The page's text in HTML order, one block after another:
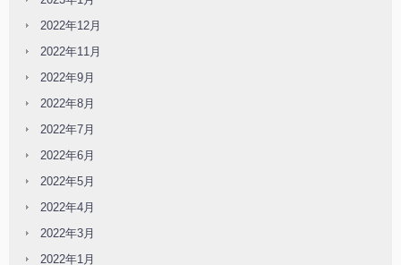
2022年12月
2022年11月
2022年9月
2022年8月
2022年7月
2022年6月
2022年5月
2022年4月
2022年3月
2022年1月